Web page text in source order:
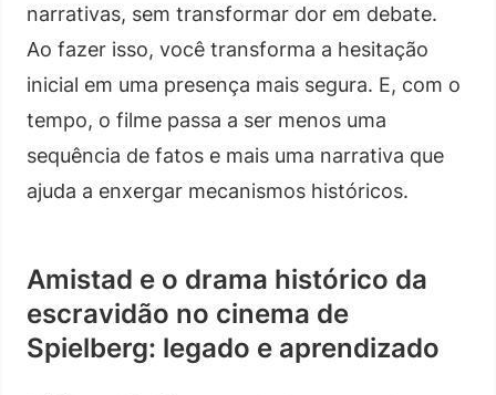
narrativas, sem transformar dor em debate.
Ao fazer isso, você transforma a hesitação
inicial em uma presença mais segura. E, com o
tempo, o filme passa a ser menos uma
sequência de fatos e mais uma narrativa que
ajuda a enxergar mecanismos históricos.
Amistad e o drama histórico da
escravidão no cinema de
Spielberg: legado e aprendizado